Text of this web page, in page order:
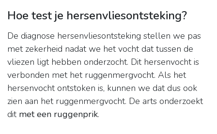
Hoe test je hersenvliesontsteking?
De diagnose hersenvliesontsteking stellen we pas
met zekerheid nadat we het vocht dat tussen de
vliezen ligt hebben onderzocht. Dit hersenvocht is
verbonden met het ruggenmergvocht. Als het
hersenvocht ontstoken is, kunnen we dat dus ook
zien aan het ruggenmergvocht. De arts onderzoekt
dit met een ruggenprik.